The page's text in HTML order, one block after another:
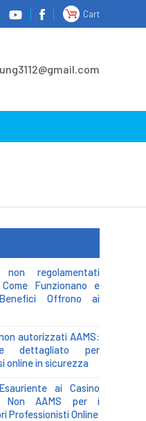
Cart
non regolamentati
Come Funzionano e
Offrono ai
autorizzati AAMS:
dettagliato per
online in sicurezza
ai Casino
Non AAMS per i
Professionisti Online